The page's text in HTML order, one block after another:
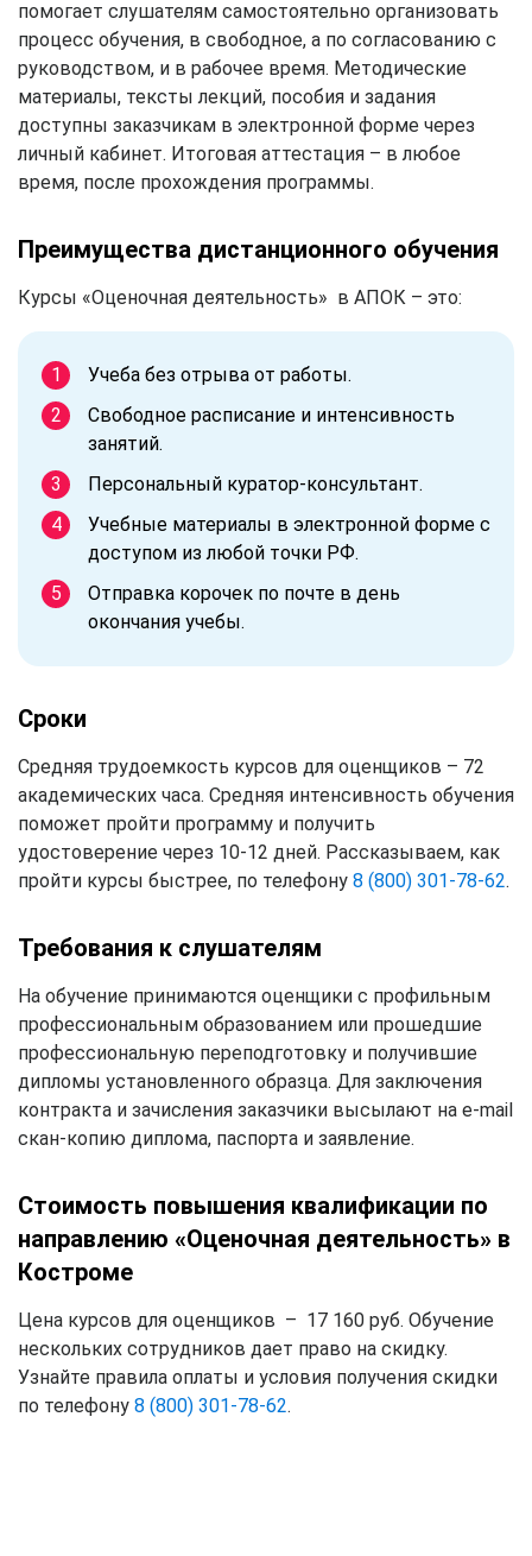
помогает слушателям самостоятельно организовать
процесс обучения, в свободное, а по согласованию с
руководством, и в рабочее время. Методические
материалы, тексты лекций, пособия и задания
доступны заказчикам в электронной форме через
личный кабинет. Итоговая аттестация – в любое
время, после прохождения программы.
Преимущества дистанционного обучения
Курсы «Оценочная деятельность» в АПОК – это:
Учеба без отрыва от работы.
Свободное расписание и интенсивность
занятий.
Персональный куратор-консультант.
Учебные материалы в электронной форме с
доступом из любой точки РФ.
Отправка корочек по почте в день
окончания учебы.
Сроки
Средняя трудоемкость курсов для оценщиков – 72
академических часа. Средняя интенсивность обучения
поможет пройти программу и получить
удостоверение через 10-12 дней. Рассказываем, как
пройти курсы быстрее, по телефону 8 (800) 301-78-62.
Требования к слушателям
На обучение принимаются оценщики с профильным
профессиональным образованием или прошедшие
профессиональную переподготовку и получившие
дипломы установленного образца. Для заключения
контракта и зачисления заказчики высылают на e-mail
скан-копию диплома, паспорта и заявление.
Стоимость повышения квалификации по
направлению «Оценочная деятельность» в
Костроме
Цена курсов для оценщиков – 17 160 руб. Обучение
нескольких сотрудников дает право на скидку.
Узнайте правила оплаты и условия получения скидки
по телефону 8 (800) 301-78-62.